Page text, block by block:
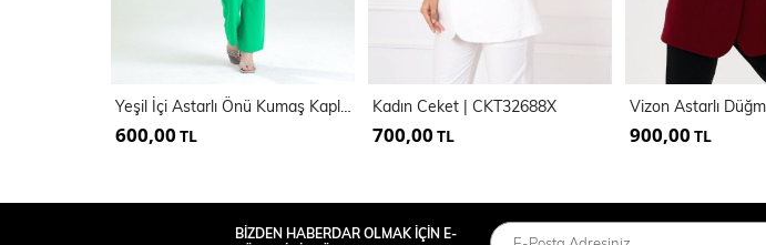
Yeşil İçi Astarlı Önü Kumaş Kaplama Hürrem Ceket | Ckt34296
600,00 TL
Kadın Ceket | CKT32688X
700,00 TL 900,00 TL
BİZDEN HABERDAR OLMAK İÇİN E-